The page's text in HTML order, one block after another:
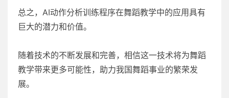
总之，AI动作分析训练程序在舞蹈教学中的应用具有
巨大的潜力和价值。
随着技术的不断发展和完善，相信这一技术将为舞蹈
教学带来更多可能性，助力我国舞蹈事业的繁荣发
展。